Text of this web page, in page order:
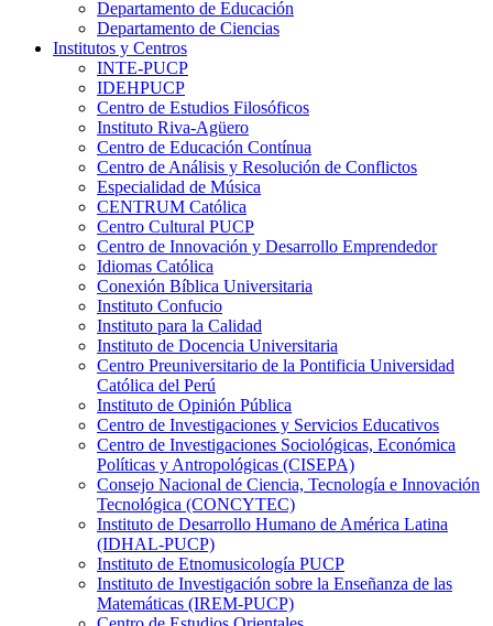
Departamento de Educación
Departamento de Ciencias
Institutos y Centros
INTE-PUCP
IDEHPUCP
Centro de Estudios Filosóficos
Instituto Riva-Agüero
Centro de Educación Contínua
Centro de Análisis y Resolución de Conflictos
Especialidad de Música
CENTRUM Católica
Centro Cultural PUCP
Centro de Innovación y Desarrollo Emprendedor
Idiomas Católica
Conexión Bíblica Universitaria
Instituto Confucio
Instituto para la Calidad
Instituto de Docencia Universitaria
Centro Preuniversitario de la Pontificia Universidad
Católica del Perú
Instituto de Opinión Pública
Centro de Investigaciones y Servicios Educativos
Centro de Investigaciones Sociológicas, Económica
Políticas y Antropológicas (CISEPA)
Consejo Nacional de Ciencia, Tecnología e Innovación
Tecnológica (CONCYTEC)
Instituto de Desarrollo Humano de América Latina
(IDHAL-PUCP)
Instituto de Etnomusicología PUCP
Instituto de Investigación sobre la Enseñanza de las
Matemáticas (IREM-PUCP)